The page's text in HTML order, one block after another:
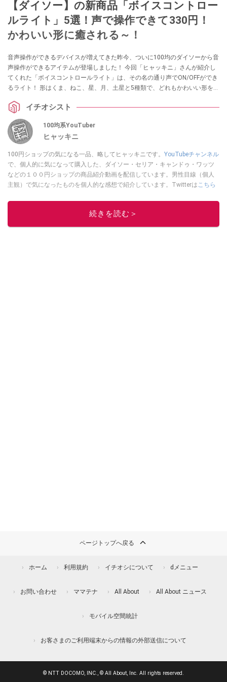
【ダイソー】の新商品「ボイスコントロー
ルライト」5選！声で操作できて330円！
かわいい形に癒される～！
音声操作ができるデバイスが増えてきた昨今、ついに100均のダイソーから音
声操作ができるアイテムが登場しました！ 今回「ヒャッキニ」さんが紹介し
てくれた「ボイスコントロールライト」は、その名の通り声でON/OFFができ
るライト！ 形はくま、ねこ、星、月、土星と5種類で、どれもかわいい形をし
ひチェックしてみてくださいね。
イチオシスト
100均系YouTuber
ヒャッキニ
100円ショップの気になる一品、略してヒャッキニです。 YouTubeチャンネル
で、個人的に気になって購入した、ダイソー・セリア・キャンドゥ・ワッツ
などの１００円ショップの商品紹介動画を配信しています。男性目線（個人
主観）で気になったものを個人的な感想で紹介しています。Twitterはこちら
このイチオシストの他の記事を読む
続きを読む＞
ページトップへ戻る
ホーム 利用規約 イチオシについて dメニュー
お問い合わせ ママテナ All About All About ニュース
モバイル空間統計
お客さまのご利用端末からの情報の外部送信について
© NTT DOCOMO, INC., © All About, Inc. All rights reserved.